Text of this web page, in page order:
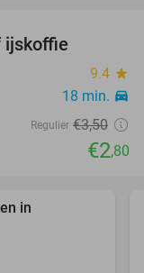
ijskoffie
9.4 star
18 min. directions_car
Regulier €3,50
€2,80
in